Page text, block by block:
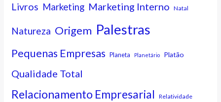
Livros Marketing Marketing Interno Natal
Natureza Origem Palestras
Pequenas Empresas Planeta Planetário Platão
Qualidade Total
Relacionamento Empresarial Relatividade